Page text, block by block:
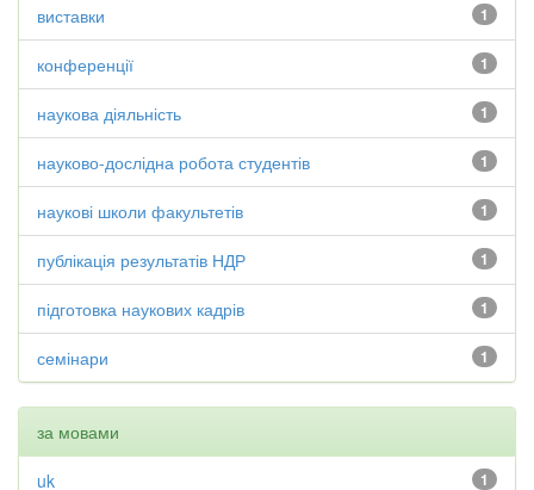
1
виставки
1
конференції
1
наукова діяльність
1
науково-дослідна робота студентів
1
наукові школи факультетів
1
публікація результатів НДР
1
підготовка наукових кадрів
1
семінари
за мовами
1
uk